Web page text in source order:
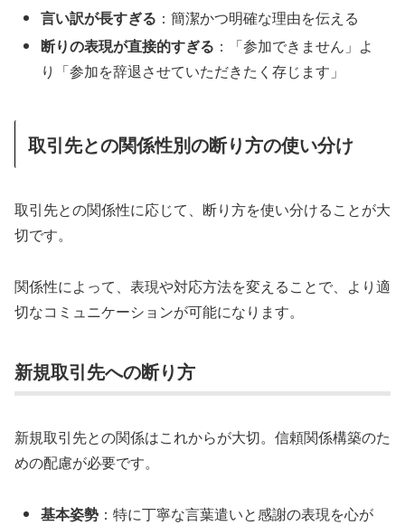
言い訳が長すぎる ：簡潔かつ明確な理由を伝える
断りの表現が直接的すぎる ：「参加できません」よ
り「参加を辞退させていただきたく存じます」
取引先との関係性別の断り方の使い分け
取引先との関係性に応じて、断り方を使い分けることが大
切です。
関係性によって、表現や対応方法を変えることで、より適
切なコミュニケーションが可能になります。
新規取引先への断り方
新規取引先との関係はこれからが大切。信頼関係構築のた
めの配慮が必要です。
基本姿勢 ：特に丁寧な言葉遣いと感謝の表現を心が